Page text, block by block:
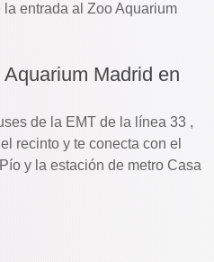
entrada al Zoo Aquarium
Madrid en
de la EMT de la línea 33 ,
recinto y te conecta con el
y la estación de metro Casa